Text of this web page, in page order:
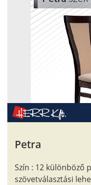
Petra
Szín : 12 különböző
szövetválasztási